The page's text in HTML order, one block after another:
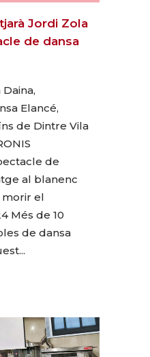
Jordi Zola
de dansa
Daina,
Elancé,
de Dintre Vila
de
al blanenc
morir el
Més de 10
de dansa